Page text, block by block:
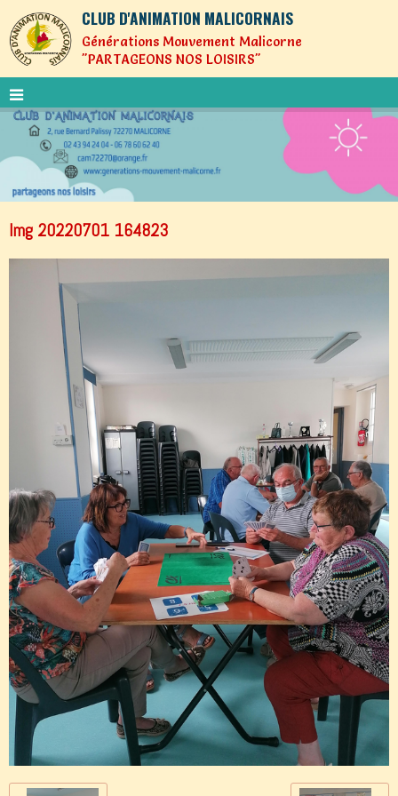
CLUB D'ANIMATION MALICORNAIS
Générations Mouvement Malicorne
"PARTAGEONS NOS LOISIRS"
Img 20220701 164823